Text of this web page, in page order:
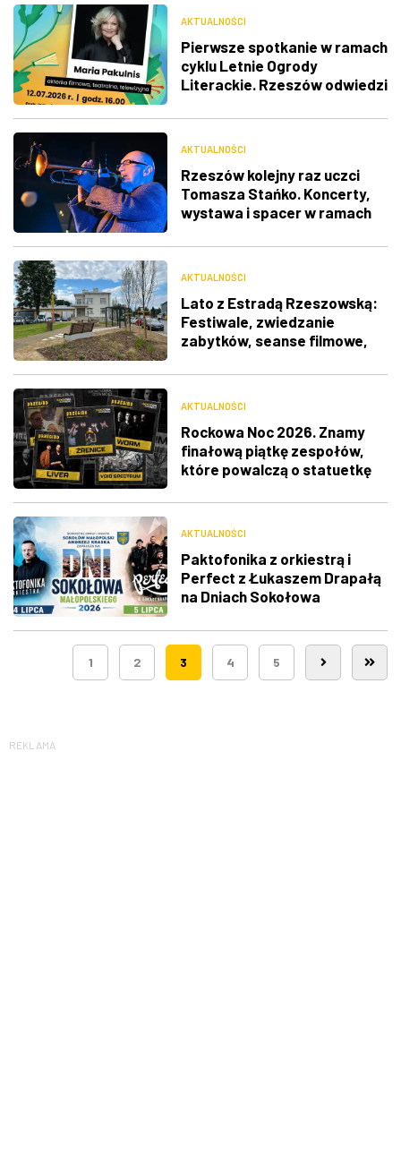
AKTUALNOŚCI
Pierwsze spotkanie w ramach
cyklu Letnie Ogrody
Literackie. Rzeszów odwiedzi
AKTUALNOŚCI
Rzeszów kolejny raz uczci
Tomasza Stańko. Koncerty,
wystawa i spacer w ramach
AKTUALNOŚCI
Lato z Estradą Rzeszowską:
Festiwale, zwiedzanie
zabytków, seanse filmowe,
AKTUALNOŚCI
Rockowa Noc 2026. Znamy
finałową piątkę zespołów,
które powalczą o statuetkę
AKTUALNOŚCI
Paktofonika z orkiestrą i
Perfect z Łukaszem Drapałą
na Dniach Sokołowa
1 2 3 4 5
REKLAMA